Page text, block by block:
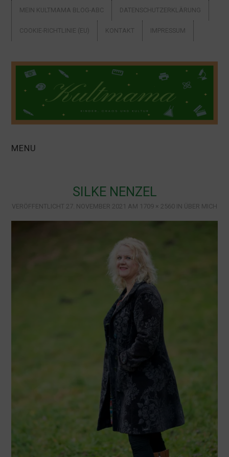
MEIN KULTMAMA BLOG-ABC DATENSCHUTZERKLÄRUNG
COOKIE-RICHTLINIE (EU) KONTAKT IMPRESSUM
MENU
AUSFLUGSTIPPS +
SILKE NENZEL
VERÖFFENTLICHT 27. NOVEMBER 2021 AM 1709 × 2560 IN ÜBER MICH